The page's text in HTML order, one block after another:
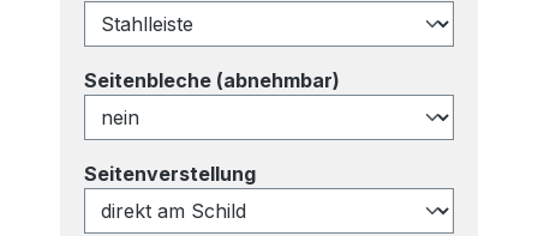
Seitenbleche (abnehmbar)
Seitenverstellungauswählen